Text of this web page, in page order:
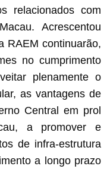
relacionados com
Acrescentou
RAEM continuarão,
no cumprimento
plenamente o
as vantagens de
Central em prol
a promover e
de infra-estrutura
a longo prazo